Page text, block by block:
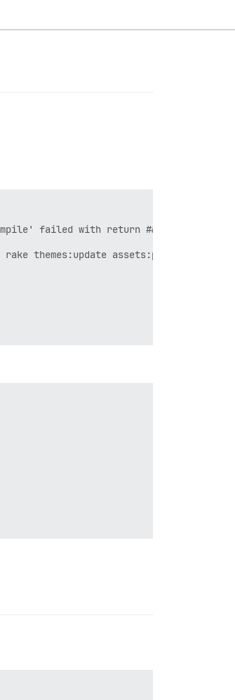
failed with return
themes:update assets:precompile'"]}